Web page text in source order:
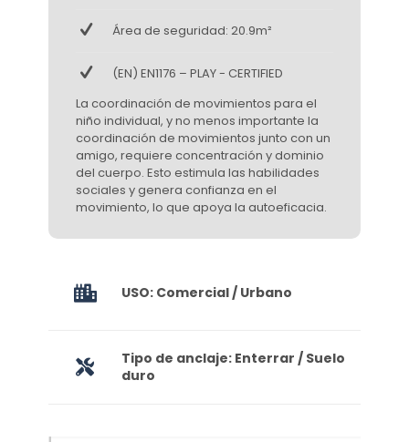
Área de seguridad: 20.9m²
(EN) EN1176 – PLAY - CERTIFIED
La coordinación de movimientos para el
niño individual, y no menos importante la
coordinación de movimientos junto con un
amigo, requiere concentración y dominio
del cuerpo. Esto estimula las habilidades
sociales y genera confianza en el
movimiento, lo que apoya la autoeficacia.
USO: Comercial / Urbano
Tipo de anclaje: Enterrar / Suelo
duro